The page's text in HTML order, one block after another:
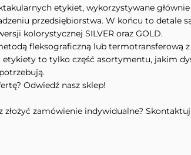
etykiet, wykorzystywane
przedsiębiorstwa. W końcu to detale
kolorystycznej SILVER oraz GOLD.
fleksograficzną lub termotransferową
etykiety to tylko część asortymentu, jakim
Odwiedź nasz sklep!
złożyć zamówienie indywidualne?